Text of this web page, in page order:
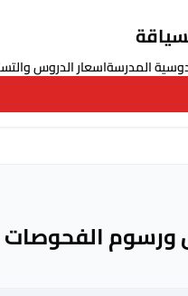
المدرسةاسعار الدروس
ورسوم الفحوصات